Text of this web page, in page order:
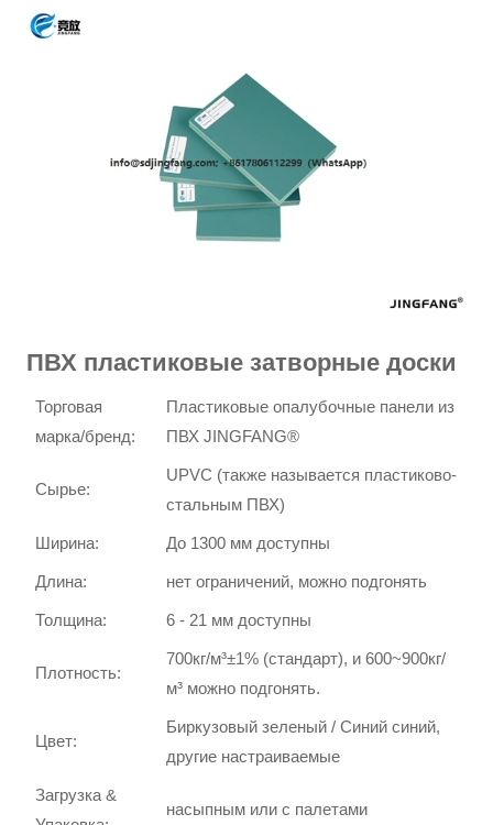
ПВХ пластиковые затворные доски
Торговая
марка/бренд:
Пластиковые опалубочные панели из
ПВХ JINGFANG®
Сырье:
UPVC (также называется пластиково-
стальным ПВХ)
Ширина: До 1300 мм доступны
Длина: нет ограничений, можно подгонять
Толщина: 6 - 21 мм доступны
Плотность:
700кг/м³±1% (стандарт), и 600~900кг/
м³ можно подгонять.
Цвет:
Биркузовый зеленый / Синий синий,
другие настраиваемые
Загрузка &
насыпным или с палетами